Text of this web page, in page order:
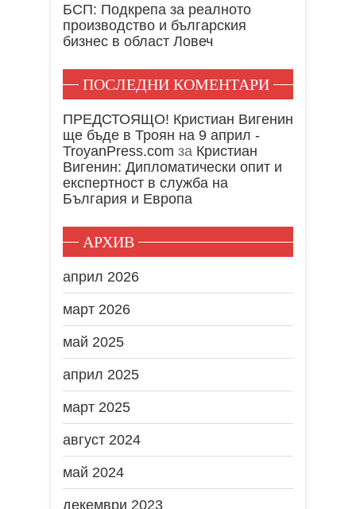
БСП: Подкрепа за реалното
производство и българския
бизнес в област Ловеч
ПОСЛЕДНИ КОМЕНТАРИ
ПРЕДСТОЯЩО! Кристиан Вигенин
ще бъде в Троян на 9 април -
TroyanPress.com за Кристиан
Вигенин: Дипломатически опит и
експертност в служба на
България и Европа
АРХИВ
април 2026
март 2026
май 2025
април 2025
март 2025
август 2024
май 2024
декември 2023